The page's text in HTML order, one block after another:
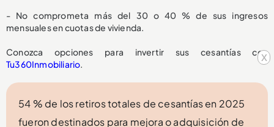
x
- No comprometa más del 30 o 40 % de sus ingresos
mensuales en cuotas de vivienda.
Conozca opciones para invertir sus cesantías con
Tu360Inmobiliario.
54 % de los retiros totales de cesantías en 2025
fueron destinados para mejora o adquisición de